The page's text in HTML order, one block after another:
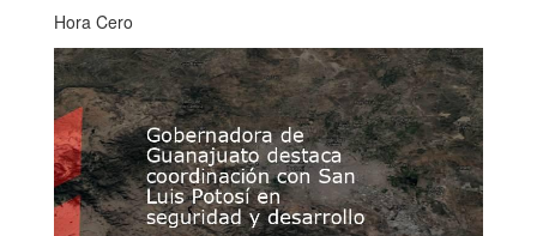
Hora Cero